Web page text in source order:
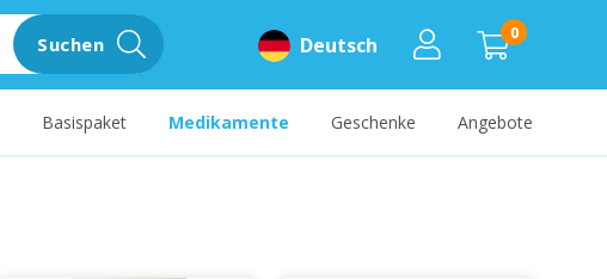
0
Deutsch
Suchen
Basispaket Medikamente Geschenke Angebote